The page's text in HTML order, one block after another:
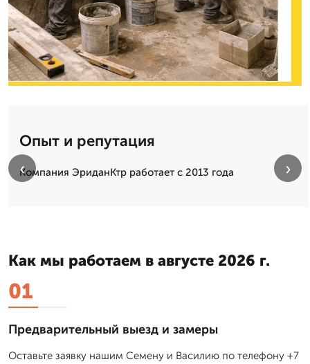
Опыт и репутация
Компания ЭриданКтр работает с 2013 года
‹ ›
Как мы работаем в августе 2026 г.
01
Предварительный выезд и замеры
Оставьте заявку нашим Семену и Василию по телефону +7